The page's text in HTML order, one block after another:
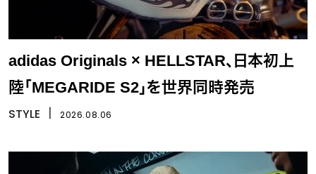
adidas Originals × HELLSTAR、日本初上
陸「MEGARIDE S2」を世界同時発売
STYLE 2026.08.06